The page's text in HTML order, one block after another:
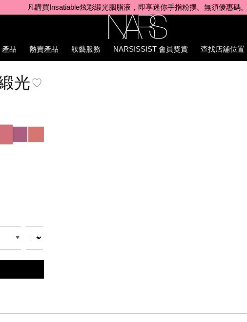
凡購買Insatiable炫彩緞光胭脂液，即享迷你手指粉撲。無須優惠碼
產品 熱賣產品 妝藝服務 NARSISSIST 會員獎賞 查找店舖位置
194251171258_hk.html
光
數量